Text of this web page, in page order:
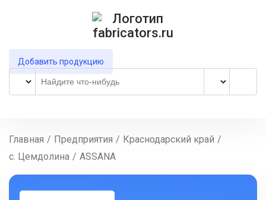
Добавить продукцию
Главная / Предприятия / Краснодарский край /
с. Цемдолина / ASSANA